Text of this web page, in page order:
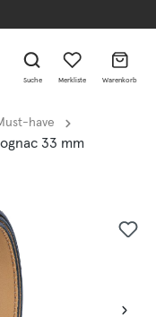
Suche Merkliste Warenkorb
have
33 mm